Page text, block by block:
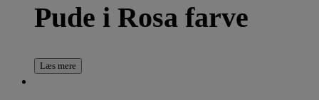
Pude i Rosa farve
Læs mere